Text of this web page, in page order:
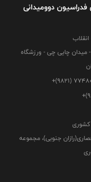
دوومیدانی
- میدان چایی چی - ورزشگاه
+(9821)
جنوبی)، مجموعه